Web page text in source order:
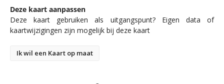
Deze kaart aanpassen
Deze kaart gebruiken als uitgangspunt? Eigen data of
kaartwijzigingen zijn mogelijk bij deze kaart
Ik wil een Kaart op maat